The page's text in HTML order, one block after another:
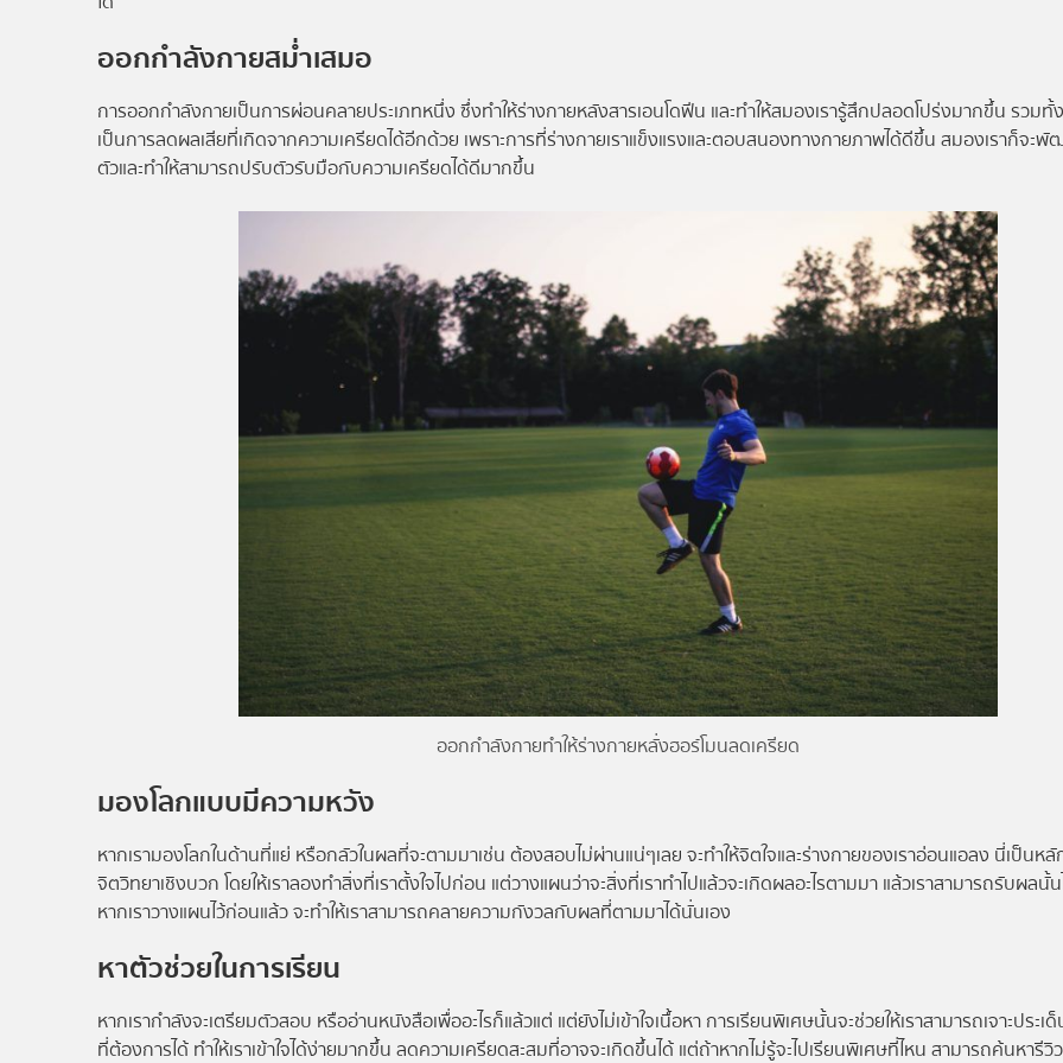
ออกกำลังกายสม่ำเสมอ
การออกกำลังกายเป็นการผ่อนคลายประเภทหนึ่ง ซึ่งทำให้ร่างกายหลังสารเอนโดฟีน และทำให้สมองเรารู้สึกปลอดโปร่งมากขึ้น รวมทั้
เป็นการลดผลเสียที่เกิดจากความเครียดได้อีกด้วย เพราะการที่ร่างกายเราแข็งแรงและตอบสนองทางกายภาพได้ดีขึ้น สมองเราก็จะพั
ตัวและทำให้สามารถปรับตัวรับมือกับความเครียดได้ดีมากขึ้น
ออกกำลังกายทำให้ร่างกายหลั่งฮอร์โมนลดเครียด
มองโลกแบบมีความหวัง
หากเรามองโลกในด้านที่แย่ หรือกลัวในผลที่จะตามมาเช่น ต้องสอบไม่ผ่านแน่ๆเลย จะทำให้จิตใจและร่างกายของเราอ่อนแอลง นี่เป็นห
จิตวิทยาเชิงบวก โดยให้เราลองทำสิ่งที่เราตั้งใจไปก่อน แต่วางแผนว่าจะสิ่งที่เราทำไปแล้วจะเกิดผลอะไรตามมา แล้วเราสามารถรับผลนั้น
หากเราวางแผนไว้ก่อนแล้ว จะทำให้เราสามารถคลายความกังวลกับผลที่ตามมาได้นั่นเอง
หาตัวช่วยในการเรียน
หากเรากำลังจะเตรียมตัวสอบ หรืออ่านหนังสือเพื่ออะไรก็แล้วแต่ แต่ยังไม่เข้าใจเนื้อหา การเรียนพิเศษนั้นจะช่วยให้เราสามารถเจาะประเ
ที่ต้องการได้ ทำให้เราเข้าใจได้ง่ายมากขึ้น ลดความเครียดสะสมที่อาจจะเกิดขึ้นได้ แต่ถ้าหากไม่รู้จะไปเรียนพิเศษที่ไหน สามารถค้นหารีวิ